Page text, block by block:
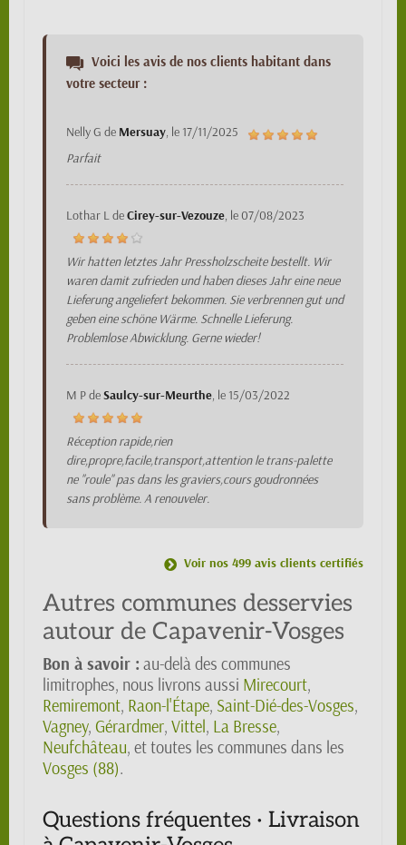
Voici les avis de nos clients habitant dans
votre secteur :
Nelly G de Mersuay, le 17/11/2025
Parfait
Lothar LdeCirey-sur-Vezouze, le07/08/2023
Wir hatten letztes Jahr Pressholzscheite bestellt. Wir
waren damit zufrieden und haben dieses Jahr eine neue
Lieferung angeliefert bekommen. Sie verbrennen gut und
geben eine schöne Wärme. Schnelle Lieferung.
Problemlose Abwicklung. Gerne wieder!
M PdeSaulcy-sur-Meurthe, le 15/03/2022
Réception rapide,rien
dire,propre,facile,transport,attention le trans-palette
ne "roule" pas dans les graviers,cours goudronnées
sans problème. A renouveler.
Voir nos 499 avis clients certifiés
Autres communes desservies
autour de Capavenir-Vosges
Bon à savoir : au-delà des communes
limitrophes, nous livrons aussi Mirecourt,
Remiremont, Raon-l'Étape, Saint-Dié-des-Vosges,
Vagney, Gérardmer, Vittel, La Bresse,
Neufchâteau, et toutes les communes dans les
Vosges (88).
Questions fréquentes · Livraison